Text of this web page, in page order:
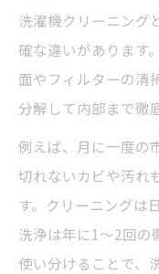
洗濯機クリーニング
確な違いがあります
面やフィルターの清
分解して内部まで徹
例えば、月に一度の
切れないカビや汚れ
す。クリーニングは
洗浄は年に1〜2回の
使い分けることで、